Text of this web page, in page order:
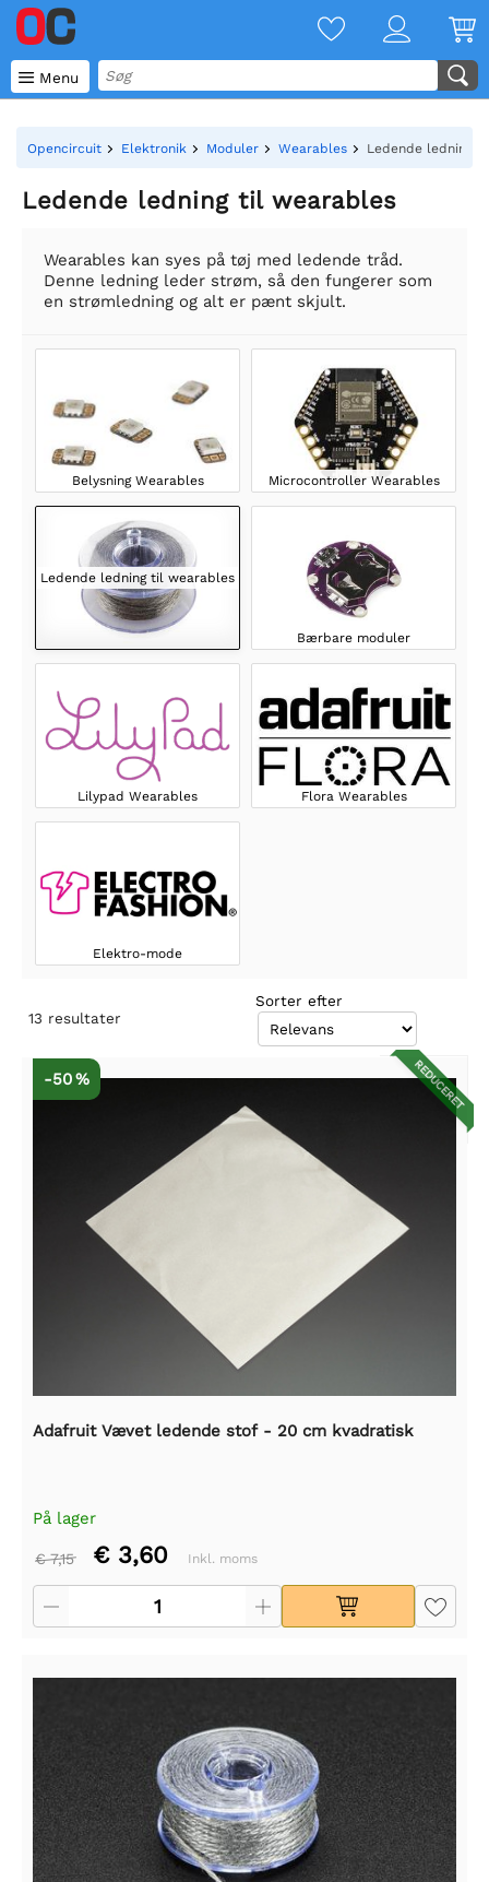
 Menu
Opencircuit Elektronik Moduler Wearables Ledende ledning
Ledende ledning til wearables
Wearables kan syes på tøj med ledende tråd.
Denne ledning leder strøm, så den fungerer som
en strømledning og alt er pænt skjult.
Belysning Wearables Microcontroller Wearables
Ledende ledning til wearables
Bærbare moduler
Lilypad Wearables Flora Wearables
Elektro-mode
13 resultater
Sorter efter
REDUCERET
-50 %
Adafruit Vævet ledende stof - 20 cm kvadratisk
På lager
€ 7,15 € 3,60 Inkl. moms